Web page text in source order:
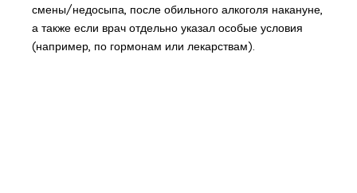
смены/недосыпа, после обильного алкоголя накануне,
а также если врач отдельно указал особые условия
(например, по гормонам или лекарствам).